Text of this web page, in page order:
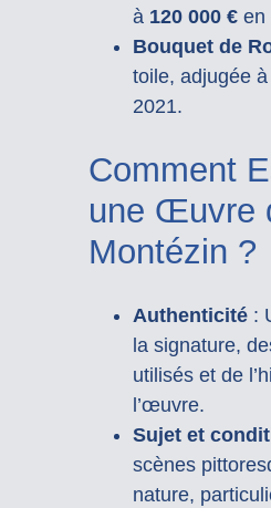
à 120 000 €en
Bouquet de
toile, adjugée à
2021.
Comment
une Œuvre
Montézin ?
Authenticité:
la signature,
utilisés et de
l’œuvre.
Sujet et
scènes
nature,